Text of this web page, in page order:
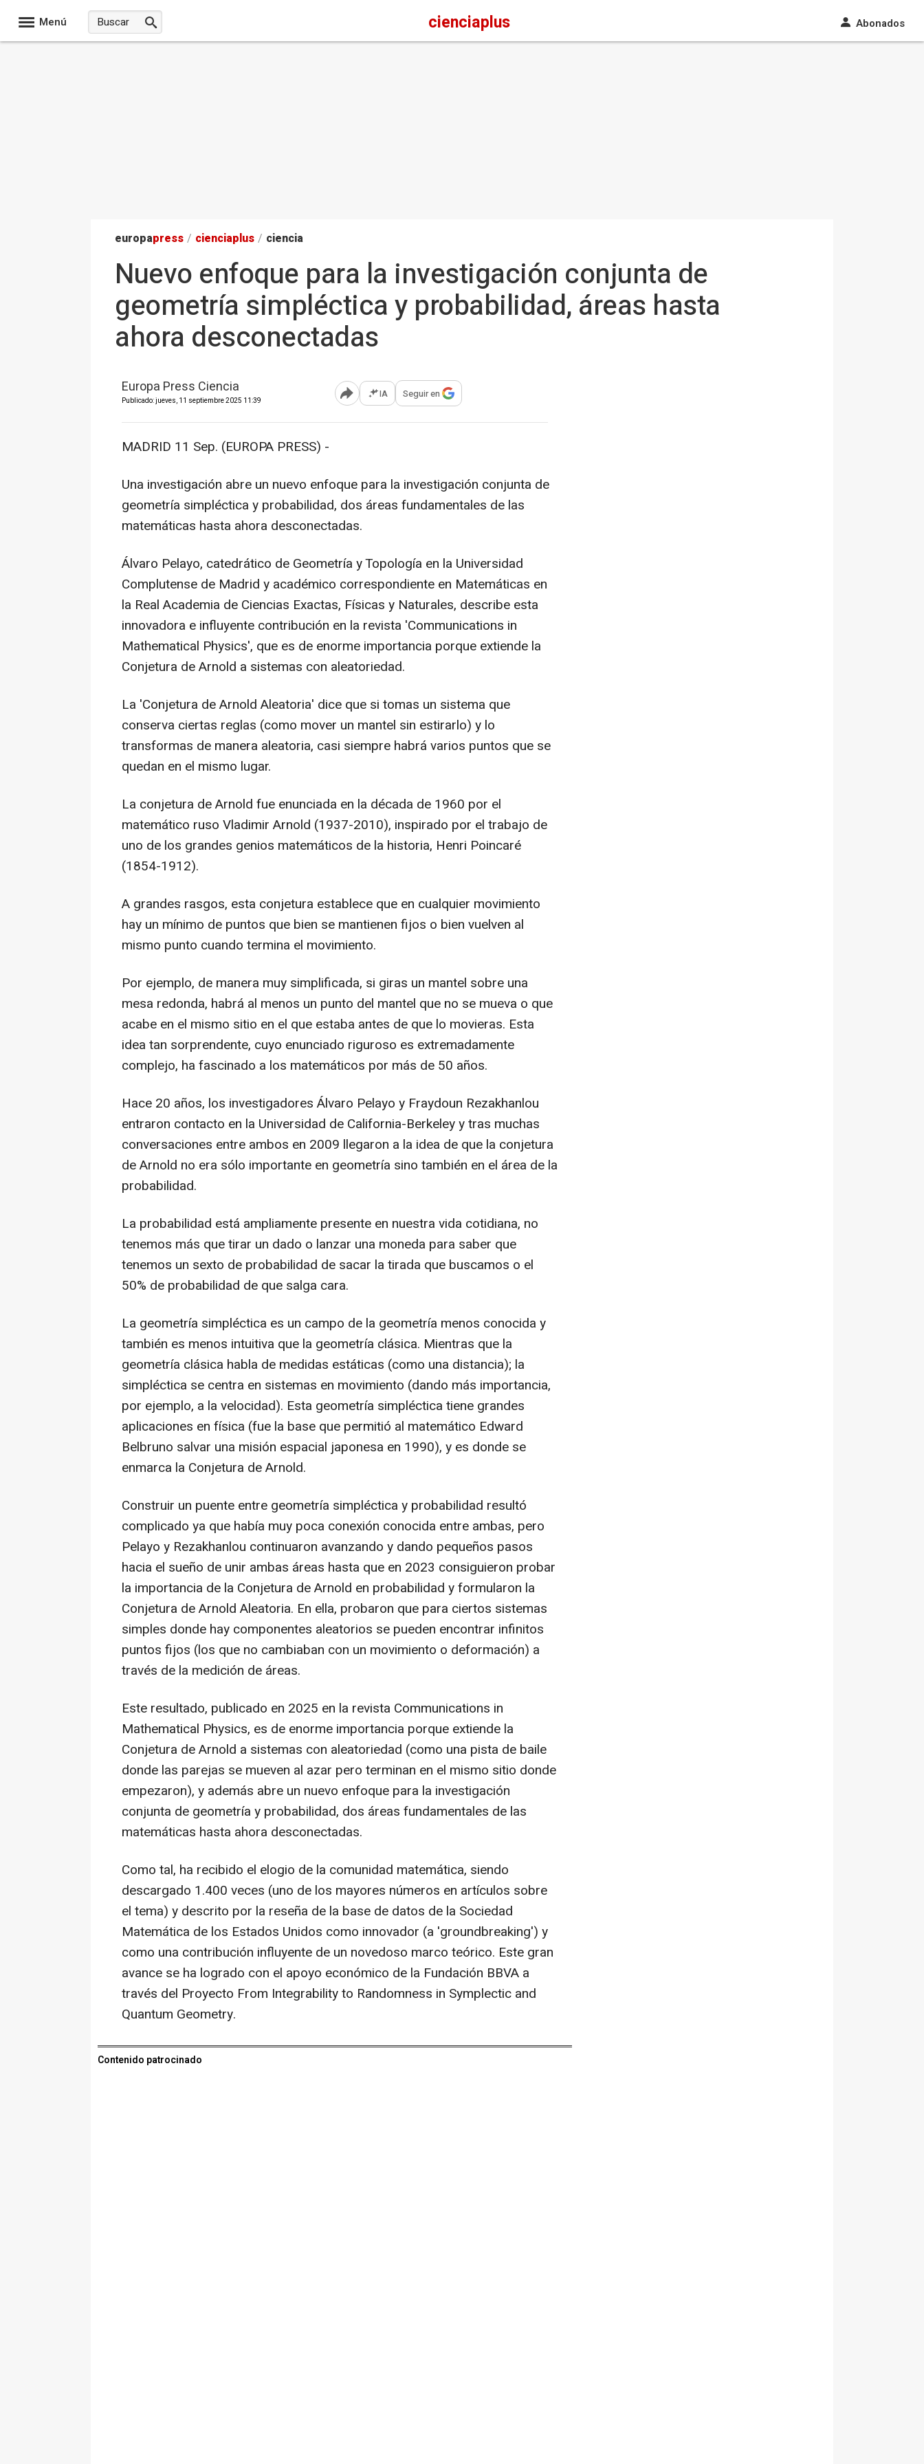
Menú cienciaplus Abonados
europapress / cienciaplus / ciencia
Nuevo enfoque para la investigación conjunta de
geometría simpléctica y probabilidad, áreas hasta
ahora desconectadas
Europa Press Ciencia
Publicado: jueves, 11 septiembre 2025 11:39 Abrir opciones para compartir
IA Seguir en
MADRID 11 Sep. (EUROPA PRESS) -
Una investigación abre un nuevo enfoque para la investigación conjunta de
geometría simpléctica y probabilidad, dos áreas fundamentales de las
matemáticas hasta ahora desconectadas.
Álvaro Pelayo, catedrático de Geometría y Topología en la Universidad
Complutense de Madrid y académico correspondiente en Matemáticas en
la Real Academia de Ciencias Exactas, Físicas y Naturales, describe esta
innovadora e influyente contribución en la revista 'Communications in
Mathematical Physics', que es de enorme importancia porque extiende la
Conjetura de Arnold a sistemas con aleatoriedad.
La 'Conjetura de Arnold Aleatoria' dice que si tomas un sistema que
conserva ciertas reglas (como mover un mantel sin estirarlo) y lo
transformas de manera aleatoria, casi siempre habrá varios puntos que se
quedan en el mismo lugar.
La conjetura de Arnold fue enunciada en la década de 1960 por el
matemático ruso Vladimir Arnold (1937-2010), inspirado por el trabajo de
uno de los grandes genios matemáticos de la historia, Henri Poincaré
(1854-1912).
A grandes rasgos, esta conjetura establece que en cualquier movimiento
hay un mínimo de puntos que bien se mantienen fijos o bien vuelven al
mismo punto cuando termina el movimiento.
Por ejemplo, de manera muy simplificada, si giras un mantel sobre una
mesa redonda, habrá al menos un punto del mantel que no se mueva o que
acabe en el mismo sitio en el que estaba antes de que lo movieras. Esta
idea tan sorprendente, cuyo enunciado riguroso es extremadamente
complejo, ha fascinado a los matemáticos por más de 50 años.
Hace 20 años, los investigadores Álvaro Pelayo y Fraydoun Rezakhanlou
entraron contacto en la Universidad de California-Berkeley y tras muchas
conversaciones entre ambos en 2009 llegaron a la idea de que la conjetura
de Arnold no era sólo importante en geometría sino también en el área de la
probabilidad.
La probabilidad está ampliamente presente en nuestra vida cotidiana, no
tenemos más que tirar un dado o lanzar una moneda para saber que
tenemos un sexto de probabilidad de sacar la tirada que buscamos o el
50% de probabilidad de que salga cara.
La geometría simpléctica es un campo de la geometría menos conocida y
también es menos intuitiva que la geometría clásica. Mientras que la
geometría clásica habla de medidas estáticas (como una distancia); la
simpléctica se centra en sistemas en movimiento (dando más importancia,
por ejemplo, a la velocidad). Esta geometría simpléctica tiene grandes
aplicaciones en física (fue la base que permitió al matemático Edward
Belbruno salvar una misión espacial japonesa en 1990), y es donde se
enmarca la Conjetura de Arnold.
Construir un puente entre geometría simpléctica y probabilidad resultó
complicado ya que había muy poca conexión conocida entre ambas, pero
Pelayo y Rezakhanlou continuaron avanzando y dando pequeños pasos
hacia el sueño de unir ambas áreas hasta que en 2023 consiguieron probar
la importancia de la Conjetura de Arnold en probabilidad y formularon la
Conjetura de Arnold Aleatoria. En ella, probaron que para ciertos sistemas
simples donde hay componentes aleatorios se pueden encontrar infinitos
puntos fijos (los que no cambiaban con un movimiento o deformación) a
través de la medición de áreas.
Este resultado, publicado en 2025 en la revista Communications in
Mathematical Physics, es de enorme importancia porque extiende la
Conjetura de Arnold a sistemas con aleatoriedad (como una pista de baile
donde las parejas se mueven al azar pero terminan en el mismo sitio donde
empezaron), y además abre un nuevo enfoque para la investigación
conjunta de geometría y probabilidad, dos áreas fundamentales de las
matemáticas hasta ahora desconectadas.
Como tal, ha recibido el elogio de la comunidad matemática, siendo
descargado 1.400 veces (uno de los mayores números en artículos sobre
el tema) y descrito por la reseña de la base de datos de la Sociedad
Matemática de los Estados Unidos como innovador (a 'groundbreaking') y
como una contribución influyente de un novedoso marco teórico. Este gran
avance se ha logrado con el apoyo económico de la Fundación BBVA a
través del Proyecto From Integrability to Randomness in Symplectic and
Quantum Geometry.
Contenido patrocinado